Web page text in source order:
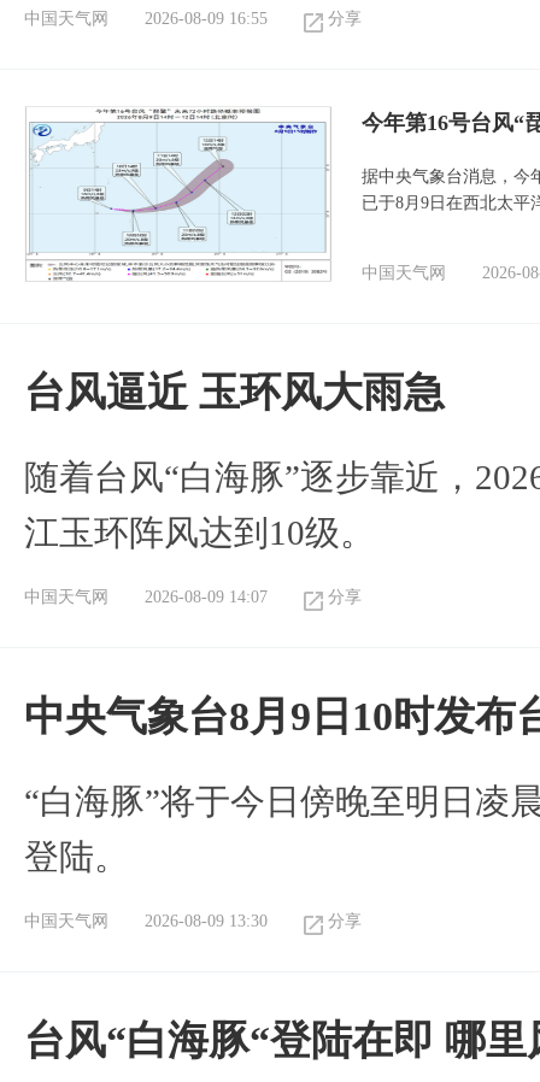
中国天气网 2026-08-09 16:55 分享
今年第16号台风“
据中央气象台消息，今
已于8月9日在西北太平
中国天气网 2026-
台风逼近 玉环风大雨急
随着台风“白海豚”逐步靠近，
江玉环阵风达到10级。
中国天气网 2026-08-09 14:07 分享
中央气象台8月9日10时发布
“白海豚”将于今日傍晚至明日凌
登陆。
中国天气网 2026-08-09 13:30 分享
台风“白海豚“登陆在即 哪